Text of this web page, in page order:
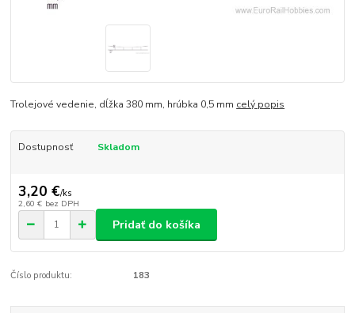
Trolejové vedenie, dĺžka 380 mm, hrúbka 0,5 mm celý popis
Dostupnosť Skladom
3,20 €/ks
2,60 € bez DPH
Pridať do košíka
Číslo produktu: 183